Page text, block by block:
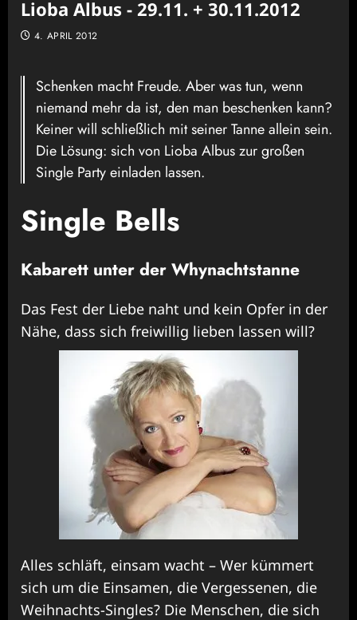
Lioba Albus - 29.11. + 30.11.2012
4. APRIL 2012
Schenken macht Freude. Aber was tun, wenn
niemand mehr da ist, den man beschenken kann?
Keiner will schließlich mit seiner Tanne allein sein.
Die Lösung: sich von Lioba Albus zur großen
Single Party einladen lassen.
Single Bells
Kabarett unter der Whynachtstanne
Das Fest der Liebe naht und kein Opfer in der
Nähe, dass sich freiwillig lieben lassen will?
Alles schläft, einsam wacht – Wer kümmert
sich um die Einsamen, die Vergessenen, die
Weihnachts-Singles? Die Menschen, die sich